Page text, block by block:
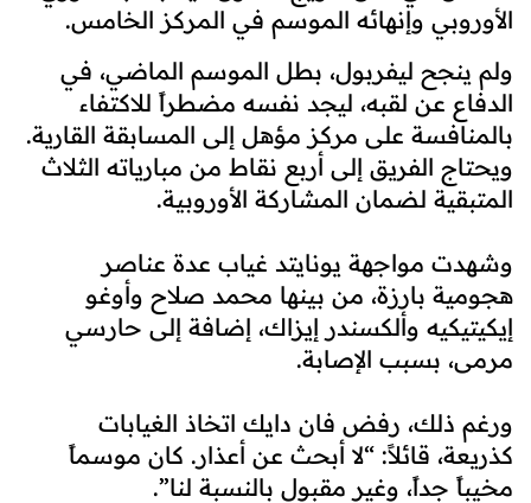
الأوروبي وإنهائه الموسم في المركز الخامس.
ولم ينجح ليفربول، بطل الموسم الماضي، في
الدفاع عن لقبه، ليجد نفسه مضطراً للاكتفاء
بالمنافسة على مركز مؤهل إلى المسابقة القارية.
ويحتاج الفريق إلى أربع نقاط من مبارياته الثلاث
المتبقية لضمان المشاركة الأوروبية.
وشهدت مواجهة يونايتد غياب عدة عناصر
هجومية بارزة، من بينها محمد صلاح وأوغو
إيكيتيكيه وألكسندر إيزاك، إضافة إلى حارسي
مرمى، بسبب الإصابة.
ورغم ذلك، رفض فان دايك اتخاذ الغيابات
كذريعة، قائلاً: “لا أبحث عن أعذار. كان موسماً
مخيباً جداً، وغير مقبول بالنسبة لنا”.